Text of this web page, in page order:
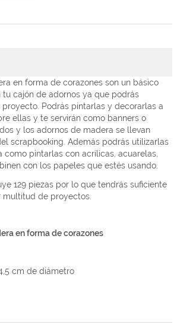
en forma de corazones son un básico
cajón de adornos ya que podrás
Podrás pintarlas y decorarlas a
ellas y te servirán como banners o
y los adornos de madera se llevan
scrapbooking. Además podrás utilizarlas
como pintarlas con acrílicas, acuarelas,
con los papeles que estés usando.
129 piezas por lo que tendrás suficiente
multitud de proyectos.
en forma de corazones
cm de diámetro